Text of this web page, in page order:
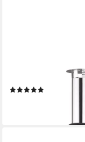
Holzkohlegrill 5in1
lieferbar - in 3-4